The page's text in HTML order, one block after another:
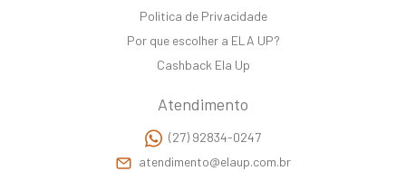
Politica de Privacidade
Por que escolher a ELA UP?
Cashback Ela Up
Atendimento
(27) 92834-0247
atendimento@elaup.com.br